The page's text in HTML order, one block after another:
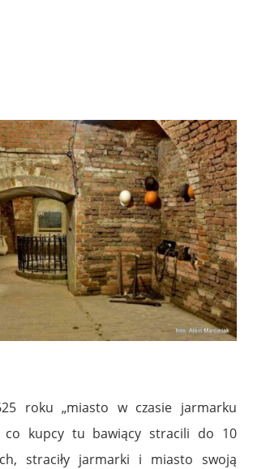
roku „miasto w czasie jarmarku
co kupcy tu bawiący stracili do 10
straciły jarmarki i miasto swoją